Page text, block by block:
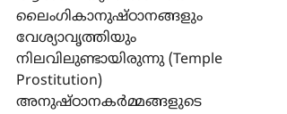
ലൈംഗികാനുഷ്ഠാനങ്ങളും
വേശ്യാവൃത്തിയും
നിലവിലുണ്ടായിരുന്നു (Temple
Prostitution)
അനുഷ്ഠാനകര്‍മ്മങ്ങളുടെ